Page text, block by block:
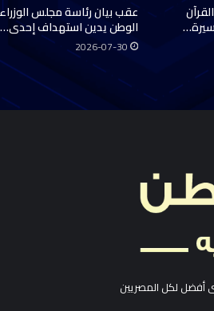
عقب بيان رئاسة مجلس
الوطن يدين استهداف إحدى…
2026-07-30
أفضل لكل المصريين